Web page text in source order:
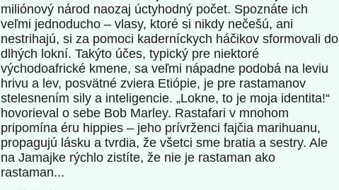
miliónový národ naozaj úctyhodný počet. Spoznáte ich
veľmi jednoducho – vlasy, ktoré si nikdy nečešú, ani
nestrihajú, si za pomoci kaderníckych háčikov sformovali do
dlhých lokní. Takýto účes, typický pre niektoré
východoafrické kmene, sa veľmi nápadne podobá na leviu
hrivu a lev, posvätné zviera Etiópie, je pre rastamanov
stelesnením sily a inteligencie. „Lokne, to je moja identita!“
hovorieval o sebe Bob Marley. Rastafari v mnohom
pripomína éru hippies – jeho prívrženci fajčia marihuanu,
propagujú lásku a tvrdia, že všetci sme bratia a sestry. Ale
na Jamajke rýchlo zistíte, že nie je rastaman ako
rastaman...